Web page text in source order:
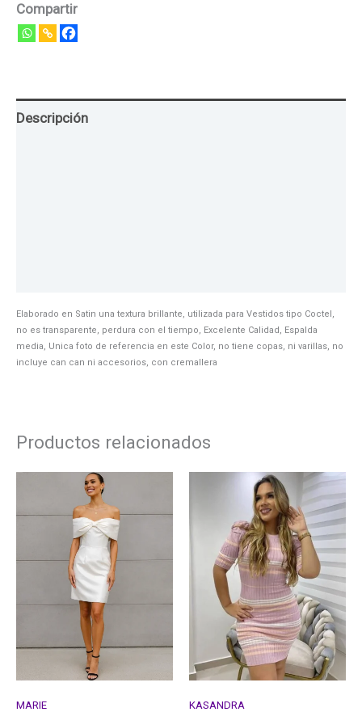
Compartir
Descripción
Elaborado en Satin una textura brillante, utilizada para Vestidos tipo Coctel,
no es transparente, perdura con el tiempo, Excelente Calidad, Espalda
media, Unica foto de referencia en este Color, no tiene copas, ni varillas, no
incluye can can ni accesorios, con cremallera
Productos relacionados
MARIE
KASANDRA